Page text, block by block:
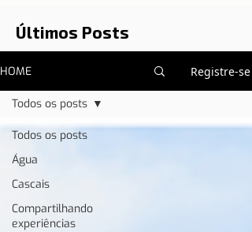
Últimos Posts
HOME Registre-se
Todos os posts
Água
Cascais
Compartilhando
experiências
Todos os posts